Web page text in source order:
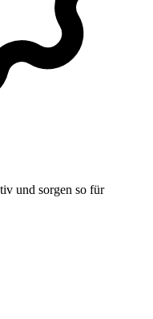
und sorgen so für